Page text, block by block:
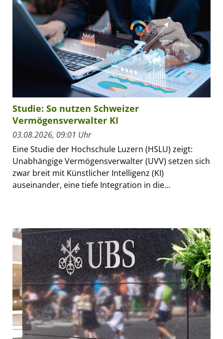
Studie: So nutzen Schweizer
Vermögensverwalter KI
03.08.2026, 09:01 Uhr
Eine Studie der Hochschule Luzern (HSLU) zeigt:
Unabhängige Vermögensverwalter (UVV) setzen sich
zwar breit mit Künstlicher Intelligenz (KI)
auseinander, eine tiefe Integration in die...